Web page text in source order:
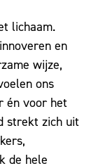
lichaam.
en
wijze,
ons
én voor het
strekt zich uit
de hele